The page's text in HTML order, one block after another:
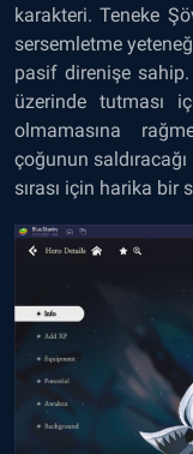
karakteri. Teneke
sersemletme
pasif direnişe sahip.
üzerinde tutması
olmamasına
çoğunun
sırası için harika bir